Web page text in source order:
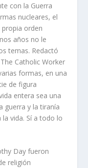
con la Guerra
nucleares, el
propia orden
años no le
temas. Redactó
Catholic Worker
formas, en una
de figura
entera sea una
guerra y la tiranía
la vida. Sí a todo lo
Day fueron
religión